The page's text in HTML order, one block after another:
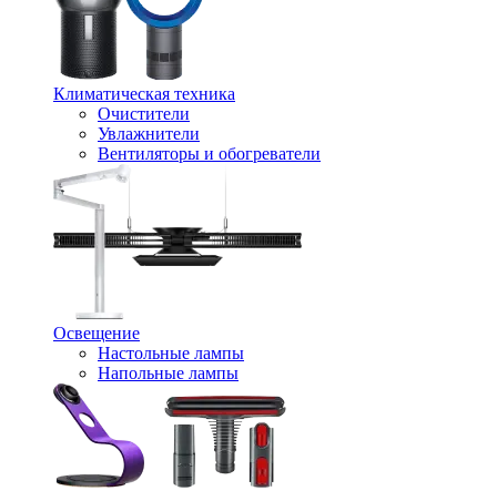
Климатическая техника
Очистители
Увлажнители
Вентиляторы и обогреватели
Освещение
Настольные лампы
Напольные лампы